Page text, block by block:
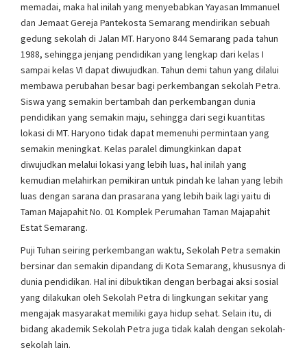
memadai, maka hal inilah yang menyebabkan Yayasan Immanuel
dan Jemaat Gereja Pantekosta Semarang mendirikan sebuah
gedung sekolah di Jalan MT. Haryono 844 Semarang pada tahun
1988, sehingga jenjang pendidikan yang lengkap dari kelas I
sampai kelas VI dapat diwujudkan. Tahun demi tahun yang dilalui
membawa perubahan besar bagi perkembangan sekolah Petra.
Siswa yang semakin bertambah dan perkembangan dunia
pendidikan yang semakin maju, sehingga dari segi kuantitas
lokasi di MT. Haryono tidak dapat memenuhi permintaan yang
semakin meningkat. Kelas paralel dimungkinkan dapat
diwujudkan melalui lokasi yang lebih luas, hal inilah yang
kemudian melahirkan pemikiran untuk pindah ke lahan yang lebih
luas dengan sarana dan prasarana yang lebih baik lagi yaitu di
Taman Majapahit No. 01 Komplek Perumahan Taman Majapahit
Estat Semarang.
Puji Tuhan seiring perkembangan waktu, Sekolah Petra semakin
bersinar dan semakin dipandang di Kota Semarang, khususnya di
dunia pendidikan. Hal ini dibuktikan dengan berbagai aksi sosial
yang dilakukan oleh Sekolah Petra di lingkungan sekitar yang
mengajak masyarakat memiliki gaya hidup sehat. Selain itu, di
bidang akademik Sekolah Petra juga tidak kalah dengan sekolah-
sekolah lain.